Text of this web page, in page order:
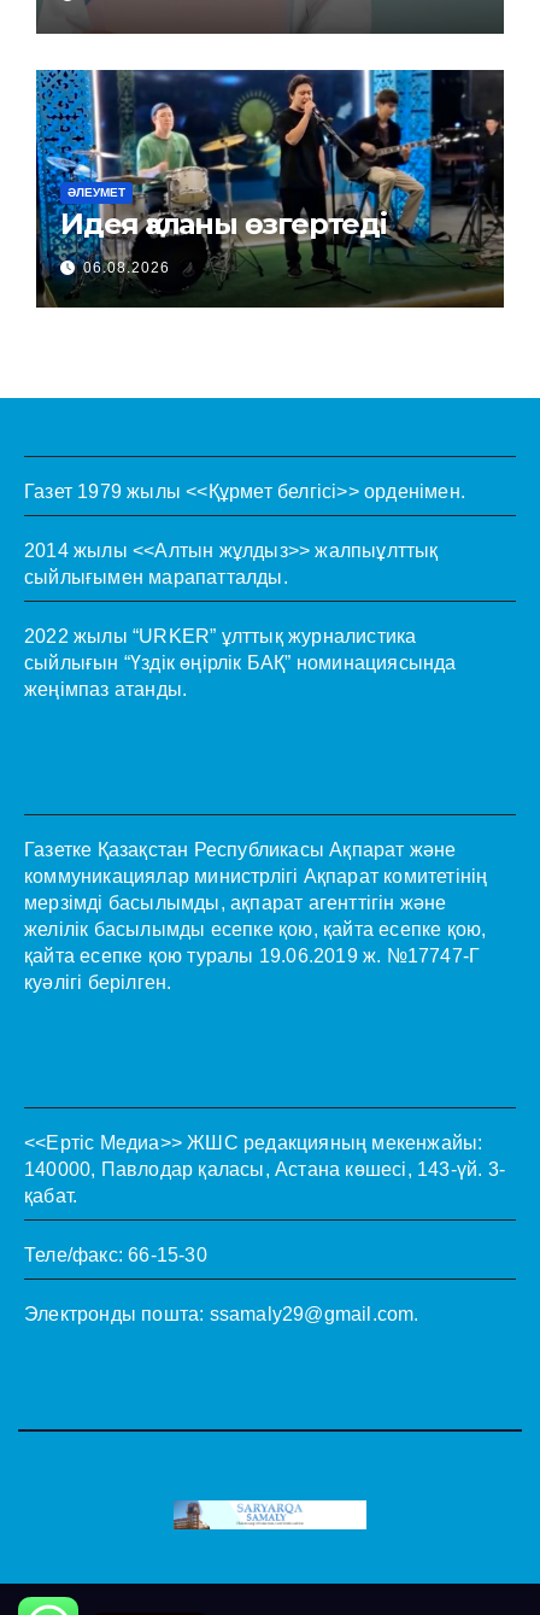
ӘЛЕУМЕТ
Идея қаланы өзгертеді
06.08.2026
Газет 1979 жылы <<Құрмет белгісі>> орденімен.
2014 жылы <<Алтын жұлдыз>> жалпыұлттық
сыйлығымен марапатталды.
2022 жылы “URKER” ұлттық журналистика
сыйлығын “Үздік өңірлік БАҚ” номинациясында
жеңімпаз атанды.
Газетке Қазақстан Республикасы Ақпарат және
коммуникациялар министрлігі Ақпарат комитетінің
мерзімді басылымды, ақпарат агенттігін және
желілік басылымды есепке қою, қайта есепке қою,
қайта есепке қою туралы 19.06.2019 ж. №17747-Г
куәлігі берілген.
<<Ертіс Медиа>> ЖШС редакцияның мекенжайы:
140000, Павлодар қаласы, Астана көшесі, 143-үй. 3-
қабат.
Теле/факс: 66-15-30
Электронды пошта: ssamaly29@gmail.com.